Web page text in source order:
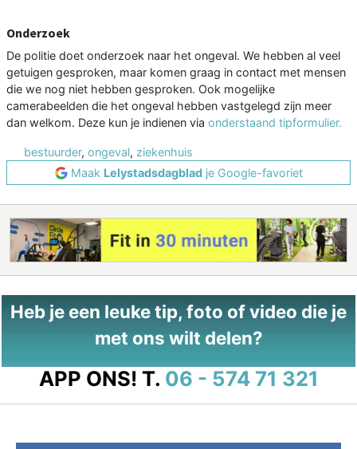
Onderzoek
De politie doet onderzoek naar het ongeval. We hebben al veel
getuigen gesproken, maar komen graag in contact met mensen
die we nog niet hebben gesproken. Ook mogelijke
camerabeelden die het ongeval hebben vastgelegd zijn meer
dan welkom. Deze kun je indienen via onderstaand tipformulier.
bestuurder, ongeval, ziekenhuis
Maak Lelystadsdagbladje Google-favoriet
Heb je een leuke tip, foto of video die je
met ons wilt delen?
APP ONS! T. 06 - 574 71 321